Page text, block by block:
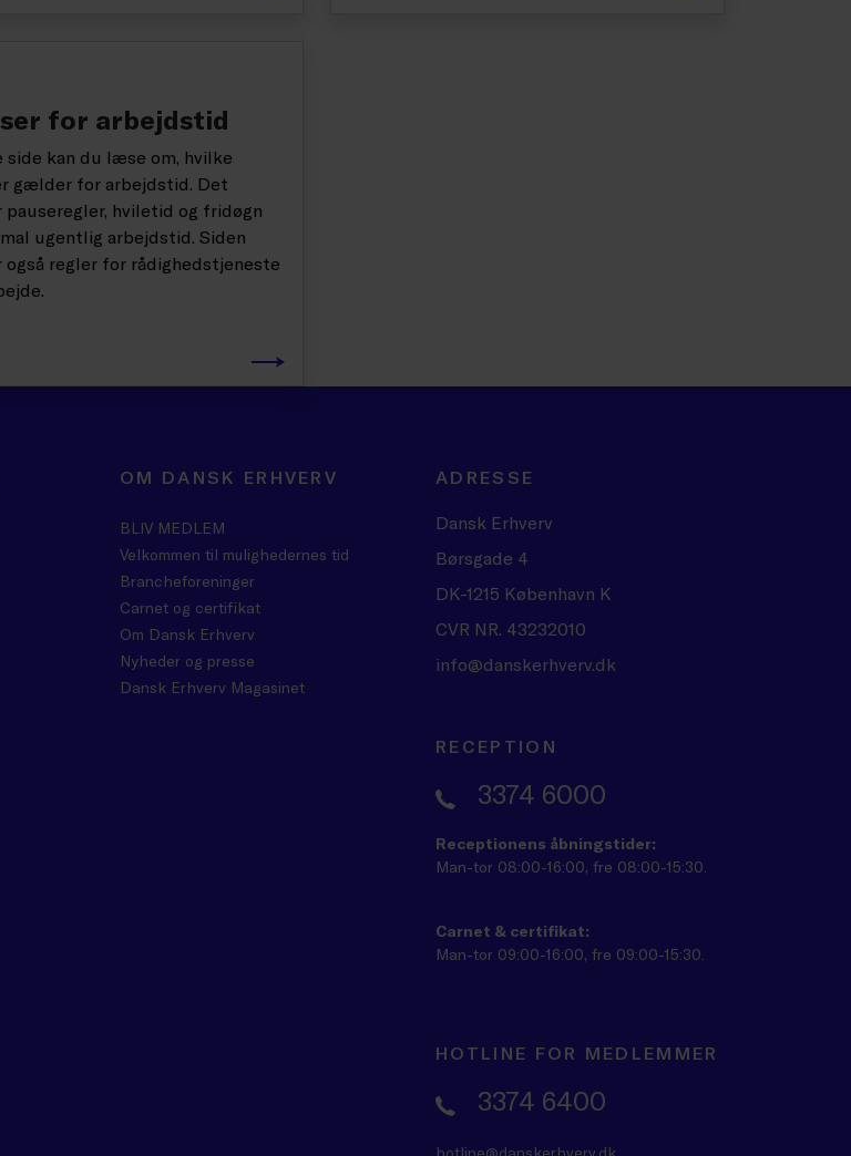
for arbejdstid
side kan du læse om, hvilke
gælder for arbejdstid. Det
hviletid og fridøgn
ugentlig arbejdstid. Siden
regler for rådighedstjeneste
OM DANSK ERHVERV
BLIV MEDLEM
Velkommen til mulighedernes tid
Brancheforeninger
Carnet og certifikat
Om Dansk Erhverv
Nyheder og presse
Dansk Erhverv Magasinet
ADRESSE
Dansk Erhverv
Børsgade 4
DK-1215 København K
CVR NR. 43232010
info@danskerhverv.dk
RECEPTION
3374 6000
Receptionens åbningstider:
Man-tor 08:00-16:00, fre 08:00-15:30.
Carnet & certifikat:
Man-tor 09:00-16:00, fre 09:00-15:30.
HOTLINE FOR MEDLEMMER
3374 6400
hotline@danskerhverv.dk